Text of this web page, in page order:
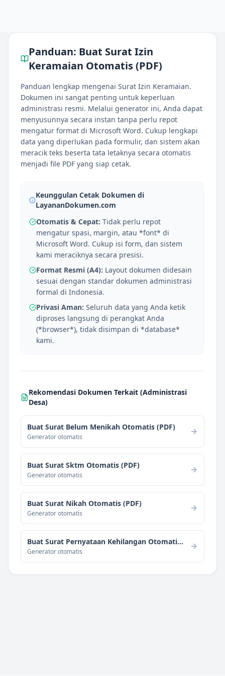
Panduan: Buat Surat Izin
Keramaian Otomatis (PDF)
Panduan lengkap mengenai Surat Izin Keramaian.
Dokumen ini sangat penting untuk keperluan
administrasi resmi. Melalui generator ini, Anda dapat
menyusunnya secara instan tanpa perlu repot
mengatur format di Microsoft Word. Cukup lengkapi
data yang diperlukan pada formulir, dan sistem akan
meracik teks beserta tata letaknya secara otomatis
menjadi file PDF yang siap cetak.
Keunggulan Cetak Dokumen di
LayananDokumen.com
Otomatis & Cepat: Tidak perlu repot
mengatur spasi, margin, atau *font* di
Microsoft Word. Cukup isi form, dan sistem
kami meraciknya secara presisi.
Format Resmi (A4): Layout dokumen didesain
sesuai dengan standar dokumen administrasi
formal di Indonesia.
Privasi Aman: Seluruh data yang Anda ketik
diproses langsung di perangkat Anda
(*browser*), tidak disimpan di *database*
kami.
Rekomendasi Dokumen Terkait (Administrasi
Desa)
Buat Surat Belum Menikah Otomatis (PDF)
Generator otomatis
Buat Surat Sktm Otomatis (PDF)
Generator otomatis
Buat Surat Nikah Otomatis (PDF)
Generator otomatis
Buat Surat Pernyataan Kehilangan Otomatis (PDF)
Generator otomatis